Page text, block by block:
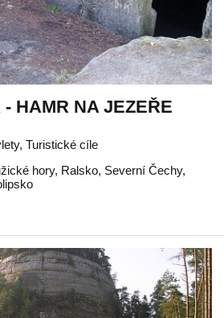
HAMR NA JEZEŘE
Turistické cíle
hory, Ralsko, Severní Čechy,